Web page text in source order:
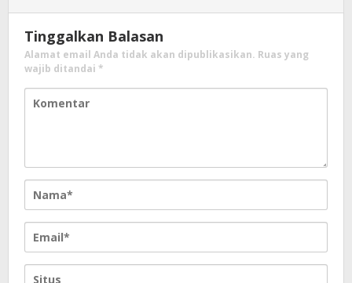
Tinggalkan Balasan
Alamat email Anda tidak akan dipublikasikan. Ruas yang
wajib ditandai *